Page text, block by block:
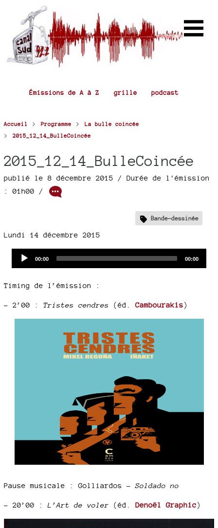
Émissions de A à Z grille podcast
Accueil > Programme > La bulle coincée
> 2015_12_14_BulleCoincée
2015_12_14_BulleCoincée
publié le 8 décembre 2015 / Durée de l'émission
: 01h00 /
Bande-dessinée
Lundi 14 décembre 2015
Current
00:00
Total
00:00
Timing de l’émission :
– 2’00 : Tristes cendres (éd.Cambourakis)
Pause musicale : Golliardos –Soldado no
– 20’00 : L’Art de voler (éd. Denoël Graphic)